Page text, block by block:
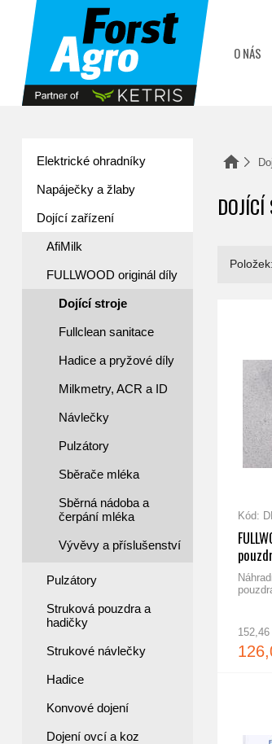
O NÁS
zobrazit obsah
Domů
DOJÍCÍ
Kód:
FULLWOOD Rozvodka trysek propl./ovce
Elektrické ohradníky
Napáječky a žlaby
Dojící zařízení
AfiMilk
FULLWOOD originál díly
Dojící stroje
Fullclean sanitace
Hadice a pryžové díly
Milkmetry, ACR a ID
Návlečky
Pulzátory
Sběrače mléka
Sběrná nádoba a
čerpání mléka
Vývěvy a příslušenství
Pulzátory
Struková pouzdra a
hadičky
Strukové návlečky
Hadice
Konvové dojení
Dojení ovcí a koz